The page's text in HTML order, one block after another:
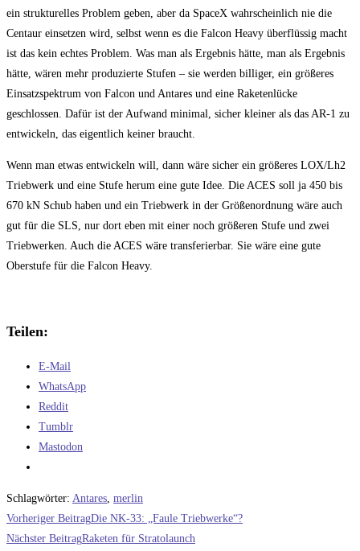
ein strukturelles Problem geben, aber da SpaceX wahrscheinlich nie die
Centaur einsetzen wird, selbst wenn es die Falcon Heavy überflüssig macht
ist das kein echtes Problem. Was man als Ergebnis hätte, man als Ergebnis
hätte, wären mehr produzierte Stufen – sie werden billiger, ein größeres
Einsatzspektrum von Falcon und Antares und eine Raketenlücke
geschlossen. Dafür ist der Aufwand minimal, sicher kleiner als das AR-1 zu
entwickeln, das eigentlich keiner braucht.
Wenn man etwas entwickeln will, dann wäre sicher ein größeres LOX/Lh2
Triebwerk und eine Stufe herum eine gute Idee. Die ACES soll ja 450 bis
670 kN Schub haben und ein Triebwerk in der Größenordnung wäre auch
gut für die SLS, nur dort eben mit einer noch größeren Stufe und zwei
Triebwerken. Auch die ACES wäre transferierbar. Sie wäre eine gute
Oberstufe für die Falcon Heavy.
Teilen:
E-Mail
WhatsApp
Reddit
Tumblr
Mastodon
Schlagwörter: Antares merlin
Weitere
Artikel
Vorheriger BeitragDie NK-33: „Faule Triebwerke“?
Nächster BeitragRaketen für Stratolaunch